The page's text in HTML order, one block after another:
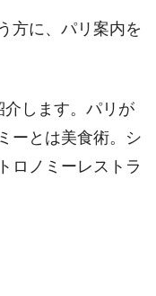
方に、パリ案内を
します。パリが
ーとは美食術。シ
ロノミーレストラ